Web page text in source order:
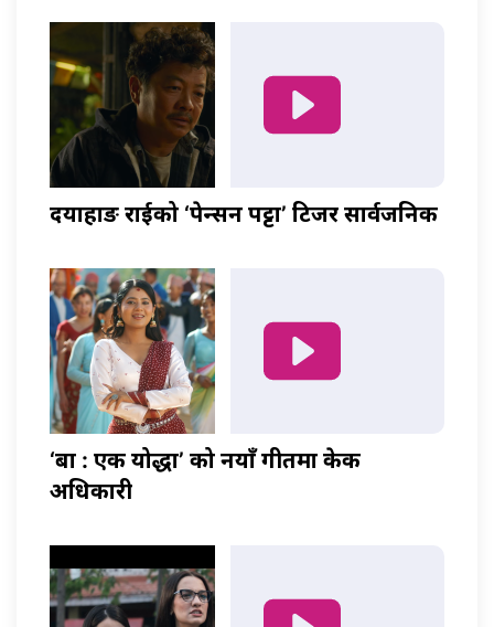
दयाहाङ राईको ‘पेन्सन पट्टा’ टिजर सार्वजनिक
‘बा : एक योद्धा’ को नयाँ गीतमा केकी
अधिकारी